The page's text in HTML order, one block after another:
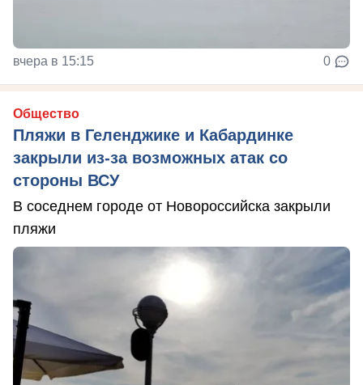
вчера в 15:15 0
Общество
Пляжи в Геленджике и Кабардинке
закрыли из-за возможных атак со
стороны ВСУ
В соседнем городе от Новороссийска закрыли
пляжи